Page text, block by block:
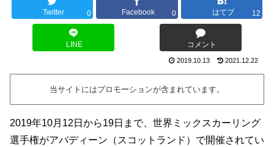
Twitter 0 Facebook 0 はてブ 12
LINE コメント
2019.10.13 2021.12.22
当サイトにはプロモーションが含まれています。
2019年10月12日から19日まで、世界ミックスカーリング
選手権がアバディーン（スコットランド）で開催されてい